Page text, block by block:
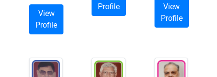
View
Profile
Profile
View
Profile